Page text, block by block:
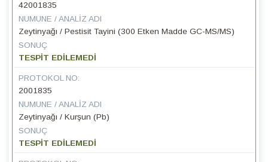
42001835
NUMUNE / ANALIZ ADI
Zeytinyağı / Pestisit Tayini (300 Etken Madde GC-MS/MS)
SONUÇ
TESPİT EDİLEMEDİ
PROTOKOL NO:
2001835
NUMUNE / ANALIZ ADI
Zeytinyağı / Kurşun (Pb)
SONUÇ
TESPİT EDİLEMEDİ